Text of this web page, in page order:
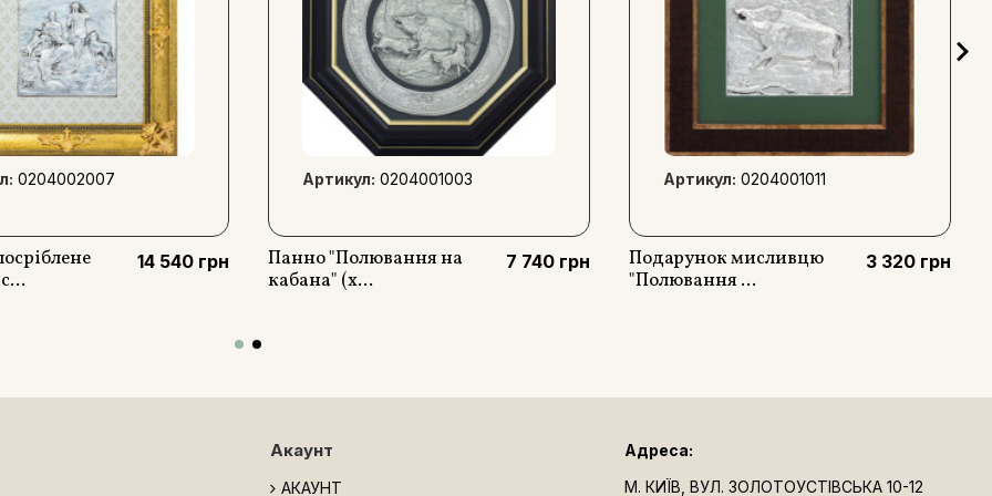
0204002007
14 540 грн
Артикул: 0204001003
Панно "Полювання на
кабана" (х...
7 740 грн
Артикул: 0204001011
Подарунок мисливцю
"Полювання ...
3 320 грн
Акаунт
АКАУНТ
Адреса:
М. КИЇВ, ВУЛ. ЗОЛОТОУСТІВСЬКА 10-12